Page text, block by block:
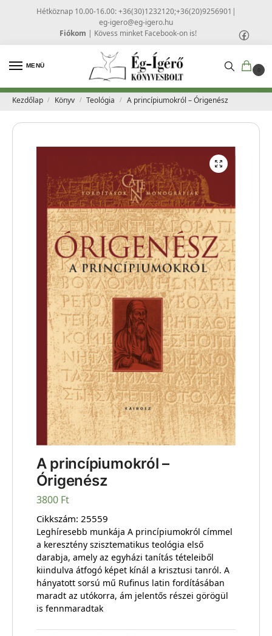
Hétköznap 10.00-16.00: +36(30)1232120;+36(20)9256901 |
eg-igero@eg-igero.hu
Fiókom | Kövess minket Facebook-on is!
MENÜ
0
Kezdőlap / Könyv / Teológia / A princípiumokról – Órigenész
A princípiumokról –
Órigenész
3800 Ft
Cikkszám: 25559
Leghíresebb munkája A princípiumokról címmel
a keresztény szisztematikus teológia első
darabja, amely az egyházi tanítás tételeiből
kiindulva átfogó képet kínál a krisztusi tanról. A
hányatott sorsú mű Rufinus latin fordításában
maradt az utókorra, ám jelentős részei görögül
is fennmaradtak